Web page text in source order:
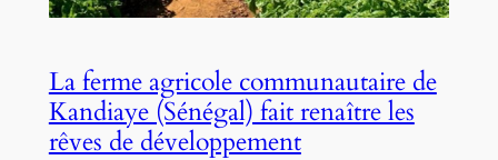
La ferme agricole communautaire de
Kandiaye (Sénégal) fait renaître les
rêves de développement